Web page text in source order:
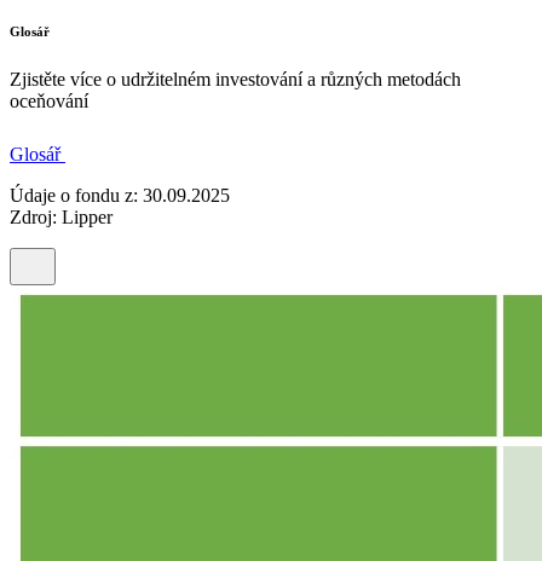
Glosář
Zjistěte více o udržitelném investování a různých metodách
oceňování
Glosář
Údaje o fondu z: 30.09.2025
Zdroj: Lipper